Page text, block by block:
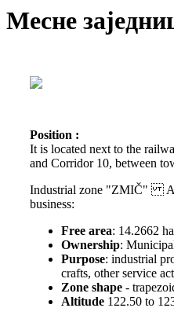
Месне
Position :
It is located next to the
and Corridor 10, between
Industrial zone "ZMIČ"
business:
Free area: 14.2662
Ownership:
Purpose: industrial
crafts, other service
Zone shape -
Altitude 122.50 to